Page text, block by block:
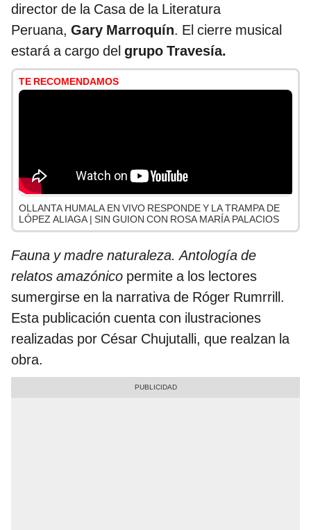
director de la Casa de la Literatura
Peruana, Gary Marroquín. El cierre musical
estará a cargo del grupo Travesía.
TE RECOMENDAMOS
OLLANTA HUMALA EN VIVO RESPONDE Y LA TRAMPA DE
LÓPEZ ALIAGA | SIN GUION CON ROSA MARÍA PALACIOS
Fauna y madre naturaleza. Antología de
relatos amazónico permite a los lectores
sumergirse en la narrativa de Róger Rumrrill.
Esta publicación cuenta con ilustraciones
realizadas por César Chujutalli, que realzan la
obra.